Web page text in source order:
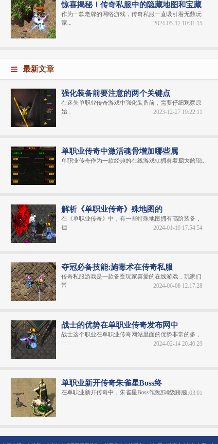
惊喜揭秘！传奇私服中的隐藏地图和宝藏
作为一款老牌的网络游戏，传奇私服一直吸引着无数玩
家...
2024-05-12 10:31:15
最新文章
强化装备前要注意的两个关键点
在迷失单职业传奇游戏中强化装备前，需要仔细观察原
始...
2023-12-27 19:22:11
单职业传奇中激活魂骨增加哪些属
单职业传奇​作为一款经典的在线游戏，拥有着庞大的玩...
2024-08-22 12:40:48
解析《单职业传奇》殊地图的
在《单职业传奇》中，有一些特殊地图拥有高阶装备，
但...
2024-01-19 17:54:54
夺冠必备技能:施毒术在传奇私服
传奇私服游戏是一款备受玩家喜爱的在线游戏，玩家们
常...
2024-06-08 12:17:28
战士的优势在单职业传奇发布网中
战士这个职业在单职业传奇网站里面的优势非常的多，
一...
2024-02-14 20:40:29
单职业新开传奇朱雀星Boss终
在单职业新开传奇中，朱雀星Boss作为110级跨服...
2025-02-27 11:03:01